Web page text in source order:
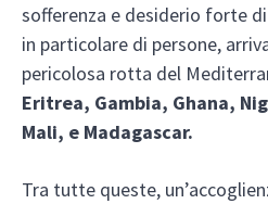
sofferenza e desiderio forte
in particolare di persone,
pericolosa rotta del
Eritrea, Gambia, Ghana,
Mali, e Madagascar.
Tra tutte queste,